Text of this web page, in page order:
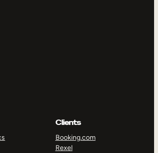
Clients
Booking.com
Rexel